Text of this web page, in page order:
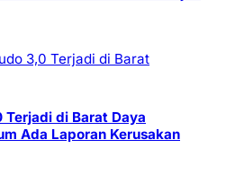
di Barat Daya
Ada Laporan Kerusakan